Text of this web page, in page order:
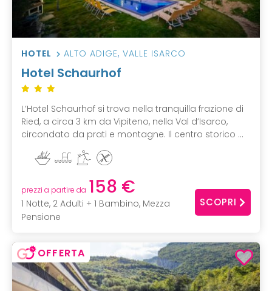
HOTEL ALTO ADIGE, VALLE ISARCO
Hotel Schaurhof
L’Hotel Schaurhof si trova nella tranquilla frazione di
Ried, a circa 3 km da Vipiteno, nella Val d’Isarco,
circondato da prati e montagne. Il centro storico ...
prezzi a partire da 158 €
1 Notte, 2 Adulti + 1 Bambino, Mezza
Pensione
SCOPRI
OFFERTA